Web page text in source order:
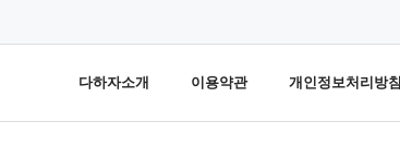
다하자소개 이용약관 개인정보처리방침